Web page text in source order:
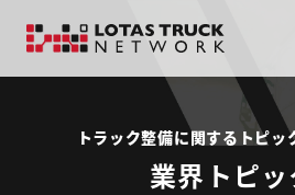
トラック整備に関するトピッ
業界トピッ